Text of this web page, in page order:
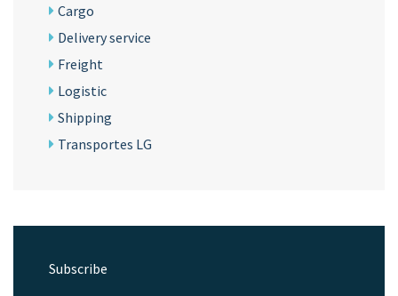
Cargo
Delivery service
Freight
Logistic
Shipping
Transportes LG
Subscribe